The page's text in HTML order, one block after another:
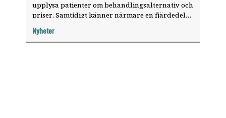
upplysa patienter om behandlingsalternativ och
priser. Samtidigt känner närmare en fjärdedel
eller högkostnadsskyddet, visar en
undersökning.
Nyheter